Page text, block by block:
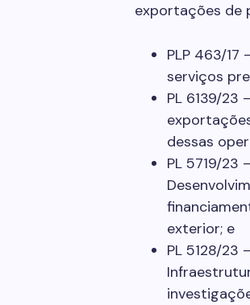
exportações de
PLP 463/
serviços
PL 6139/23
dessas
PL 5719/23
exterior; e
PL 5128/23